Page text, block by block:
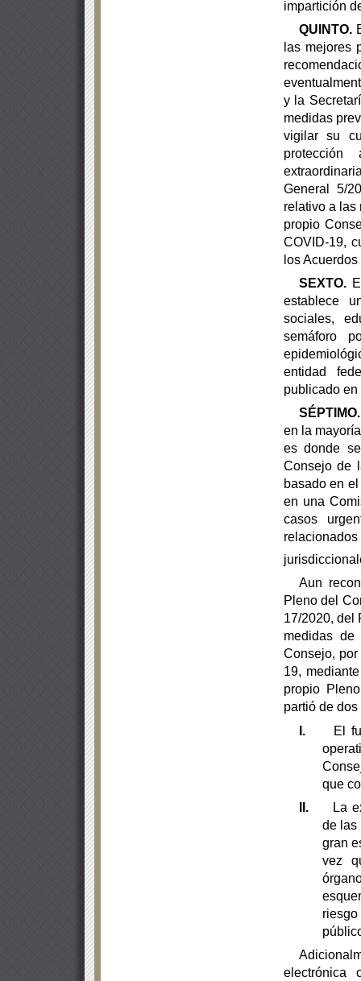
impartición
QUINTO.
las mejores
y la
medidas
vigilar su
General 5/
relativo a las
propio
COVID-19,
los
SEXTO.
establece
sociales,
semáforo
entidad
publicado
SÉPTIMO.
en la
es donde
Consejo de
basado en
en una
casos
Aun
Pleno del
17/2020, del
medidas de
Consejo,
19,
propio
partió de
I.
El
que
II.
La
de las
gran
vez
riesgo
electrónica